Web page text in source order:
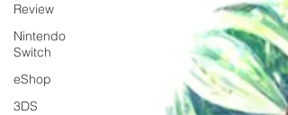
Review
Nintendo
Switch
eShop
3DS